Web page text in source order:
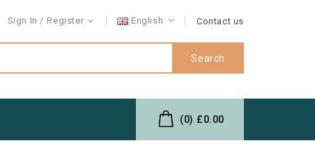
Sign In Register English Contact us
Search
(0) £0.00